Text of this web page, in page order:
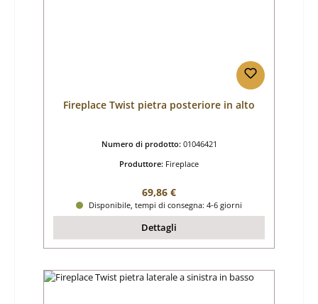
Fireplace Twist pietra posteriore in alto
Numero di prodotto: 01046421
Produttore: Fireplace
Prezzo normale:
69,86 €
Disponibile, tempi di consegna: 4-6 giorni
Dettagli